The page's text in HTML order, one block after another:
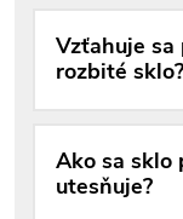
Vzťahuje sa
rozbité sklo?
Ako sa sklo
utesňuje?